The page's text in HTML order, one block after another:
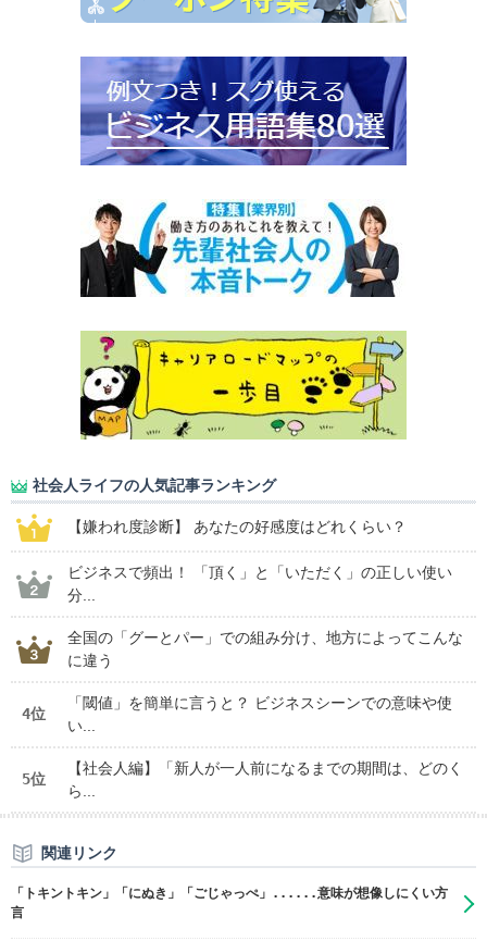
社会人ライフの人気記事ランキング
【嫌われ度診断】 あなたの好感度はどれくらい？
ビジネスで頻出！ 「頂く」と「いただく」の正しい使い
分...
全国の「グーとパー」での組み分け、地方によってこんな
に違う
4位
「閾値」を簡単に言うと？ ビジネスシーンでの意味や使
い...
5位
【社会人編】「新人が一人前になるまでの期間は、どのく
ら...
関連リンク
「トキントキン」「にぬき」「ごじゃっぺ」......意味が想像しにくい方
言